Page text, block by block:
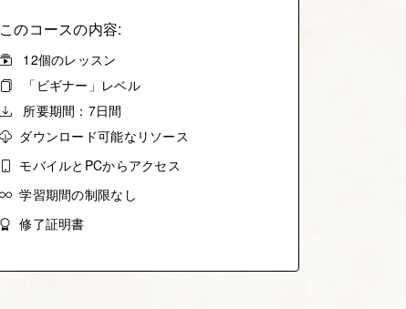
このコースの内容:
12個のレッスン
「ビギナー」レベル
所要期間：7日間
ダウンロード可能なリソース
モバイルとPCからアクセス
学習期間の制限なし
修了証明書